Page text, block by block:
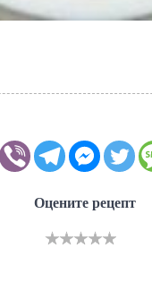
Оцените рецепт